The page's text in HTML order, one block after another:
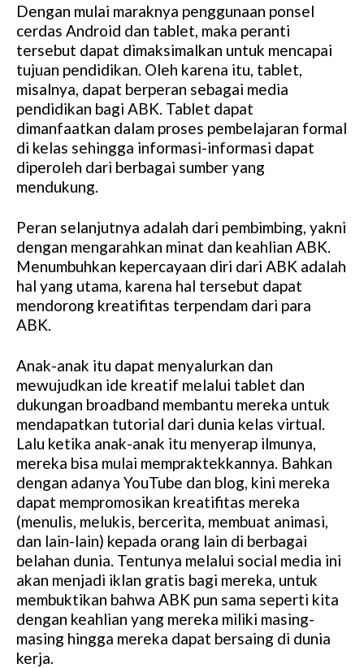
Dengan mulai maraknya penggunaan ponsel
cerdas Android dan tablet, maka peranti
tersebut dapat dimaksimalkan untuk mencapai
tujuan pendidikan. Oleh karena itu, tablet,
misalnya, dapat berperan sebagai media
pendidikan bagi ABK. Tablet dapat
dimanfaatkan dalam proses pembelajaran formal
di kelas sehingga informasi-informasi dapat
diperoleh dari berbagai sumber yang
mendukung.
Peran selanjutnya adalah dari pembimbing, yakni
dengan mengarahkan minat dan keahlian ABK.
Menumbuhkan kepercayaan diri dari ABK adalah
hal yang utama, karena hal tersebut dapat
mendorong kreatifitas terpendam dari para
ABK.
Anak-anak itu dapat menyalurkan dan
mewujudkan ide kreatif melalui tablet dan
dukungan broadband membantu mereka untuk
mendapatkan tutorial dari dunia kelas virtual.
Lalu ketika anak-anak itu menyerap ilmunya,
mereka bisa mulai mempraktekkannya. Bahkan
dengan adanya YouTube dan blog, kini mereka
dapat mempromosikan kreatifitas mereka
(menulis, melukis, bercerita, membuat animasi,
dan lain-lain) kepada orang lain di berbagai
belahan dunia. Tentunya melalui social media ini
akan menjadi iklan gratis bagi mereka, untuk
membuktikan bahwa ABK pun sama seperti kita
dengan keahlian yang mereka miliki masing-
masing hingga mereka dapat bersaing di dunia
kerja.